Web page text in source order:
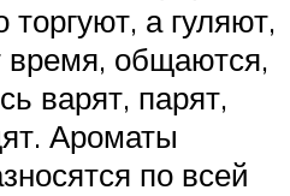
а гуляют,
время, общаются,
варят, парят,
Ароматы
по всей